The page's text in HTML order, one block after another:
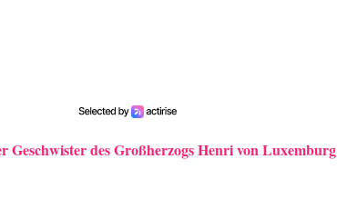
Geschwister des Großherzogs Henri von Luxemburg